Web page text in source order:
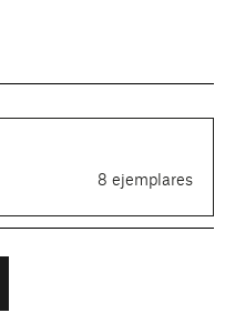
8 ejemplares